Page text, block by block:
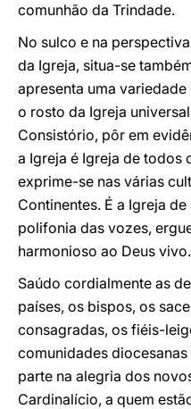
comunhão da Trindade.
No sulco e na
da Igreja, situa-se
apresenta uma
o rosto da Igreja
Consistório, pôr em
a Igreja é Igreja de todos
exprime-se nas várias
Continentes. É a Igreja
polifonia das vozes,
harmonioso ao Deus vivo.
Saúdo cordialmente as
países, os bispos, os
consagradas, os fiéis-
comunidades
parte na alegria dos
Cardinalício, a quem